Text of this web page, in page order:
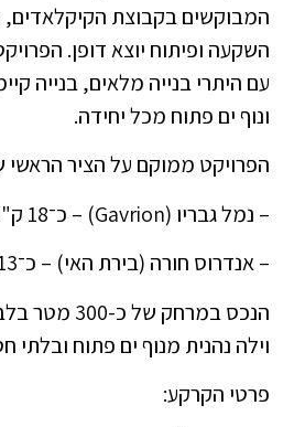
המבוקשים בקבוצת הקיקלאדים,
השקעה ופיתוח יוצא דופן.
עם היתרי בנייה מלאים, בנייה
ונוף ים פתוח מכל יחידה.
הפרויקט ממוקם על הציר הראשי
– נמל גבריו (Gavrion) – כ־18 ק"מ
– אנדרוס חורה (בירת האי) – כ־13 ק"מ
הנכס במרחק
וילה נהנית מנוף ים פתוח ובלתי
פרטי הקרקע: